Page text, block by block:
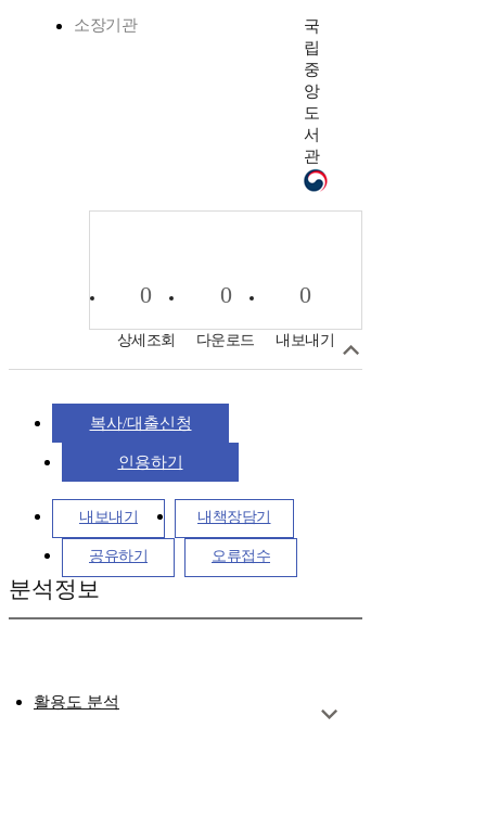
소장기관
국
립
중
앙
도
서
관
0
상세조회
0
다운로드
0
내보내기
복사/대출신청
인용하기
내보내기 내책장담기
공유하기 오류접수
분석정보
활용도 분석